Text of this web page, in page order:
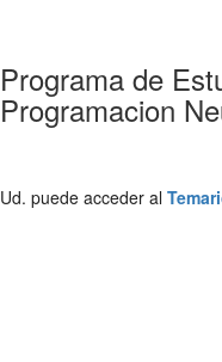
Programa de
Programacion
Ud. puede acceder al